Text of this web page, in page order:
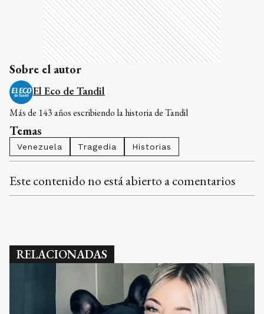
Sobre el autor
El Eco de Tandil
Más de 143 años escribiendo la historia de Tandil
Temas
Venezuela Tragedia Historias
Este contenido no está abierto a comentarios
RELACIONADAS